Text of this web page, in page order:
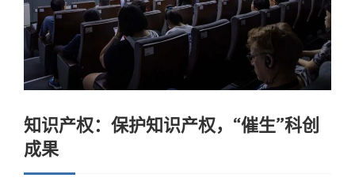
知识产权：保护知识产权，“催生”科创
成果